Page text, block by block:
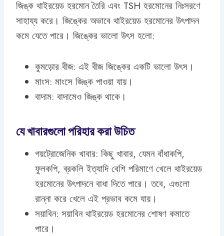
জিঙ্ক থাইরয়েড হরমোন তৈরি এবং TSH হরমোনের নিঃসরণে
সাহায্য করে। জিঙ্কের অভাবে থাইরয়েড হরমোনের উৎপাদন
কমে যেতে পারে। জিঙ্কের ভালো উৎস হলো:
কুমড়োর বীজ: এই বীজ জিঙ্কের একটি ভালো উৎস।
মাংস: মাংসে জিঙ্ক পাওয়া যায়।
বাদাম: বাদামেও জিঙ্ক থাকে।
যে খাবারগুলো পরিহার করা উচিত
গয়ট্রোজেনিক খাবার: কিছু খাবার, যেমন বাঁধাকপি,
ফুলকপি, ব্রকলি ইত্যাদি বেশি পরিমাণে খেলে থাইরয়েড
হরমোনের উৎপাদনে বাধা দিতে পারে। তবে, এগুলো
রান্না করে খেলে এই প্রভাব কমে যায়।
সয়াবিন: সয়াবিন থাইরয়েড হরমোনের শোষণ কমাতে
পারে।